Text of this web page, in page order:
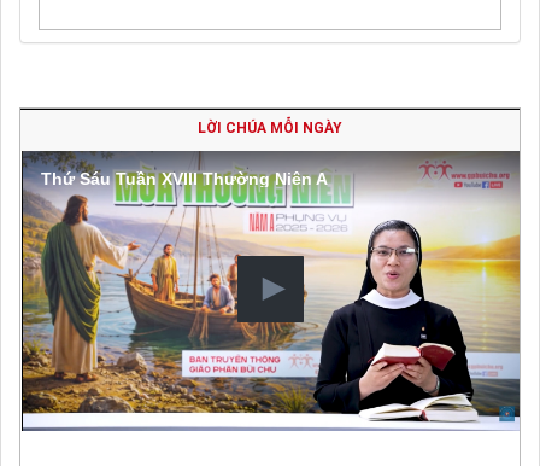
LỜI CHÚA MỖI NGÀY
Thứ Sáu Tuần XVIII Thường Niên A